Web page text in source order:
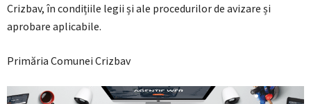
Crizbav, în condițiile legii și ale procedurilor de avizare și
aprobare aplicabile.
Primăria Comunei Crizbav